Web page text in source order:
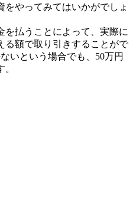
やってみてはいかがでしょ
を払うことによって、実際に
る額で取り引きすることがで
いという場合でも、50万円